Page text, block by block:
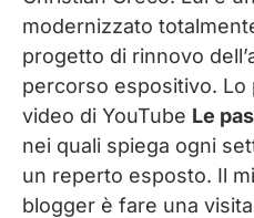
modernizzato
progetto di rinnovo
percorso espositivo.
video di YouTube Le
nei quali spiega ogni
un reperto esposto. Il
blogger è fare una